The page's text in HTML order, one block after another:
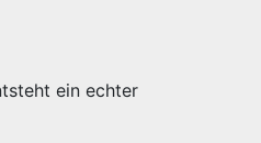
ein echter